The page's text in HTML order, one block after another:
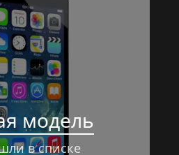
модель
в списке